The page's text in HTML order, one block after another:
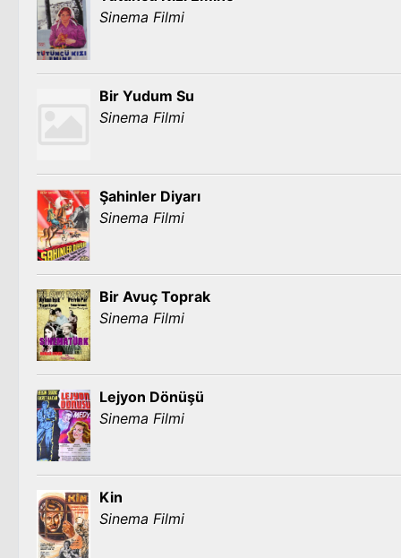
Sinema Filmi
Bir Yudum Su
Sinema Filmi
Şahinler Diyarı
Sinema Filmi
Bir Avuç Toprak
Sinema Filmi
Lejyon Dönüşü
Sinema Filmi
Kin
Sinema Filmi